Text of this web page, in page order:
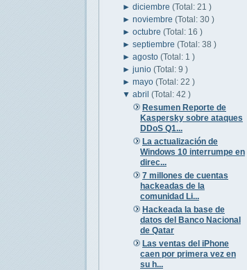
►diciembre(Total: 21 )
►noviembre(Total: 30 )
►octubre(Total: 16 )
►septiembre(Total: 38 )
►agosto(Total: 1 )
►junio(Total: 9 )
►mayo(Total: 22 )
▼abril(Total: 42 )
Resumen Reporte de
Kaspersky sobre ataques
DDoS Q1...
La actualización de
Windows 10 interrumpe en
direc...
7 millones de cuentas
hackeadas de la
comunidad Li...
Hackeada la base de
datos del Banco Nacional
de Qatar
Las ventas del iPhone
caen por primera vez en
su h...